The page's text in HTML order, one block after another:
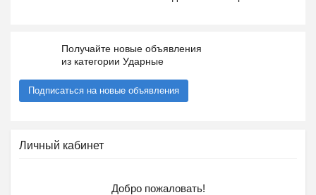
Получайте новые объявления
из категории Ударные
Подписаться на новые объявления
Личный кабинет
Добро пожаловать!